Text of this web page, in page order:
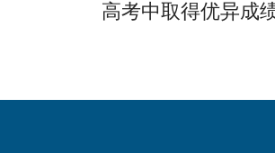
高考中取得优异成